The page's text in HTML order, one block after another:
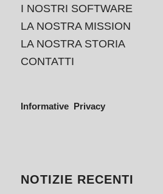
I NOSTRI SOFTWARE
LA NOSTRA MISSION
LA NOSTRA STORIA
CONTATTI
Informative Privacy
NOTIZIE RECENTI